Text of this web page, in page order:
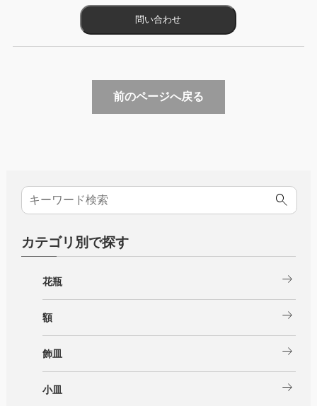
前のページへ戻る
カテゴリ別で探す
花瓶 arrow_right_alt
額 arrow_right_alt
飾皿 arrow_right_alt
小皿 arrow_right_alt